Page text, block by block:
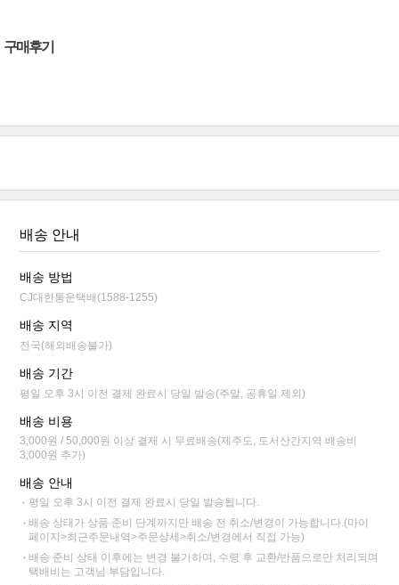
구매후기
배송 안내
배송 방법
CJ대한통운택배(1588-1255)
배송 지역
전국(해외배송불가)
배송 기간
평일 오후 3시 이전 결제 완료시 당일 발송(주말, 공휴일 제외)
배송 비용
3,000원 / 50,000원 이상 결제 시 무료배송(제주도, 도서산간지역 배송비
3,000원 추가)
배송 안내
평일 오후 3시 이전 결제 완료시 당일 발송됩니다.
배송 상태가 상품 준비 단계까지만 배송 전 취소/변경이 가능합니다.(마이
페이지>최근주문내역>주문상세>취소/변경에서 직접 가능)
배송 준비 상태 이후에는 변경 불가하며, 수령 후 교환/반품으로만 처리되며
택배비는 고객님 부담입니다.